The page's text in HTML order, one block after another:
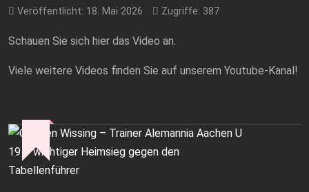
Veröffentlicht: 18. Mai 2026
Zugriffe: 387
Schauen Sie sich hier das Video an.
Viele weitere Videos finden Sie auf unserem Youtube-Kanal!